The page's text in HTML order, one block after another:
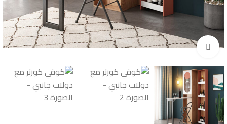
Click to enlarge